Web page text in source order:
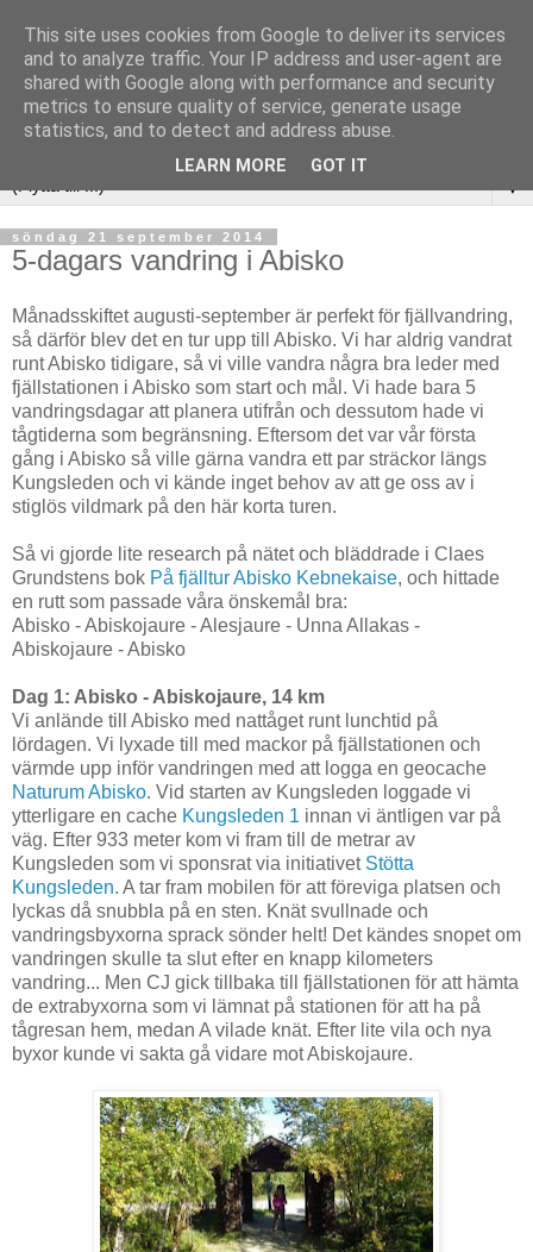
▼
söndag 21 september 2014
5-dagars vandring i Abisko
Månadsskiftet augusti-september är perfekt för fjällvandring,
så därför blev det en tur upp till Abisko. Vi har aldrig vandrat
runt Abisko tidigare, så vi ville vandra några bra leder med
fjällstationen i Abisko som start och mål. Vi hade bara 5
vandringsdagar att planera utifrån och dessutom hade vi
tågtiderna som begränsning. Eftersom det var vår första
gång i Abisko så ville gärna vandra ett par sträckor längs
Kungsleden och vi kände inget behov av att ge oss av i
stiglös vildmark på den här korta turen.
Så vi gjorde lite research på nätet och bläddrade i Claes
Grundstens bok På fjälltur Abisko Kebnekaise, och hittade
en rutt som passade våra önskemål bra:
Abisko - Abiskojaure - Alesjaure - Unna Allakas -
Abiskojaure - Abisko
Dag 1: Abisko - Abiskojaure, 14 km
Vi anlände till Abisko med nattåget runt lunchtid på
lördagen. Vi lyxade till med mackor på fjällstationen och
värmde upp inför vandringen med att logga en geocache
Naturum Abisko. Vid starten av Kungsleden loggade vi
ytterligare en cache Kungsleden 1 innan vi äntligen var på
väg. Efter 933 meter kom vi fram till de metrar av
Kungsleden som vi sponsrat via initiativet Stötta
Kungsleden. A tar fram mobilen för att föreviga platsen och
lyckas då snubbla på en sten. Knät svullnade och
vandringsbyxorna sprack sönder helt! Det kändes snopet om
vandringen skulle ta slut efter en knapp kilometers
vandring... Men CJ gick tillbaka till fjällstationen för att hämta
de extrabyxorna som vi lämnat på stationen för att ha på
tågresan hem, medan A vilade knät. Efter lite vila och nya
byxor kunde vi sakta gå vidare mot Abiskojaure.
This site uses cookies from Google to deliver its services
and to analyze traffic. Your IP address and user-agent are
shared with Google along with performance and security
metrics to ensure quality of service, generate usage
statistics, and to detect and address abuse.
LEARN MORE GOT IT